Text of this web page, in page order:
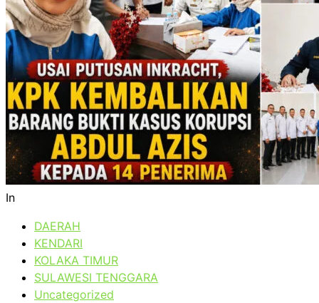
In
DAERAH
KENDARI
KOLAKA TIMUR
SULAWESI TENGGARA
Uncategorized